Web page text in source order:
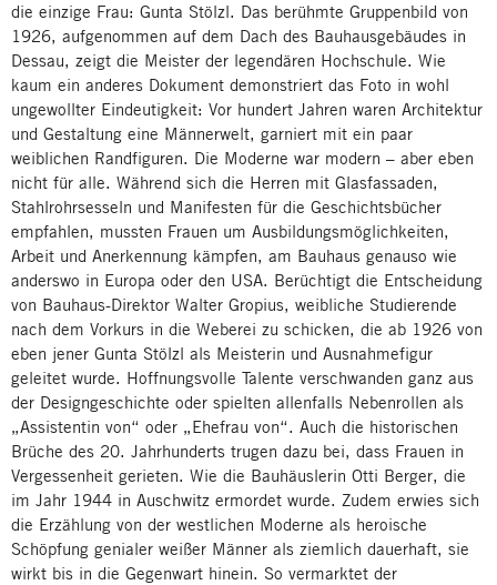
die einzige Frau: Gunta Stölzl. Das berühmte Gruppenbild von
1926, aufgenommen auf dem Dach des Bauhausgebäudes in
Dessau, zeigt die Meister der legendären Hochschule. Wie
kaum ein anderes Dokument demonstriert das Foto in wohl
ungewollter Eindeutigkeit: Vor hundert Jahren waren Architektur
und Gestaltung eine Männerwelt, garniert mit ein paar
weiblichen Randfiguren. Die Moderne war modern – aber eben
nicht für alle. Während sich die Herren mit Glasfassaden,
Stahlrohrsesseln und Manifesten für die Geschichtsbücher
empfahlen, mussten Frauen um Ausbildungsmöglichkeiten,
Arbeit und Anerkennung kämpfen, am Bauhaus genauso wie
anderswo in Europa oder den USA. Berüchtigt die Entscheidung
von Bauhaus-Direktor Walter Gropius, weibliche Studierende
nach dem Vorkurs in die Weberei zu schicken, die ab 1926 von
eben jener Gunta Stölzl als Meisterin und Ausnahmefigur
geleitet wurde. Hoffnungsvolle Talente verschwanden ganz aus
der Designgeschichte oder spielten allenfalls Nebenrollen als
„Assistentin von“ oder „Ehefrau von“. Auch die historischen
Brüche des 20. Jahrhunderts trugen dazu bei, dass Frauen in
Vergessenheit gerieten. Wie die Bauhäuslerin Otti Berger, die
im Jahr 1944 in Auschwitz ermordet wurde. Zudem erwies sich
die Erzählung von der westlichen Moderne als heroische
Schöpfung genialer weißer Männer als ziemlich dauerhaft, sie
wirkt bis in die Gegenwart hinein. So vermarktet der